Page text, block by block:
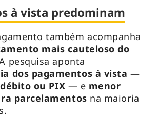
à vista predominam
também acompanha
mais cauteloso do
pesquisa aponta
dos pagamentos à vista —
ou PIX — e menor
parcelamentos na maioria